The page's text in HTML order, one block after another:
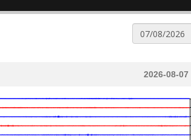
2026-08-07